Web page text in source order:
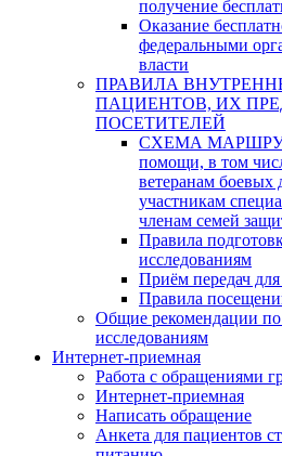
получение
Оказание
федеральными
власти
ПРАВИЛА
ПАЦИЕНТОВ, ИХ
ПОСЕТИТЕЛЕЙ
СХЕМА
помощи, в том
ветеранам боевых
участникам
членам семей
Правила
исследованиям
Приём передач
Правила
Общие рекомендации
исследованиям
Интернет-приемная
Работа с обращениями
Интернет-приемная
Написать обращение
Анкета для пациентов